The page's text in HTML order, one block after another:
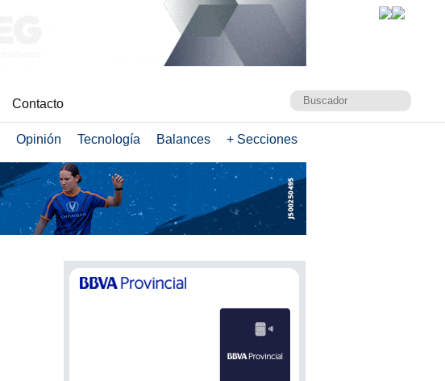
Contacto
Opinión Tecnología Balances + Secciones